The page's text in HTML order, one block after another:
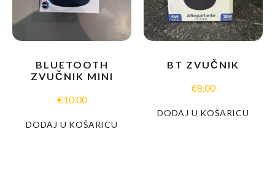
BLUETOOTH
ZVUČNIK MINI
€10.00
DODAJ U KOŠARICU
BT ZVUČNIK
€8.00
DODAJ U KOŠARICU